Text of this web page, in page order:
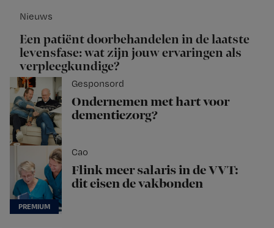
Nieuws
Een patiënt doorbehandelen in de laatste
levensfase: wat zijn jouw ervaringen als
verpleegkundige?
Gesponsord
Ondernemen met hart voor
dementiezorg?
Cao
Flink meer salaris in de VVT:
dit eisen de vakbonden